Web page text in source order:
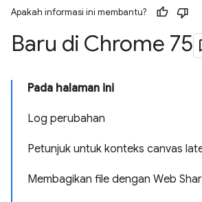
Apakah informasi ini membantu?
Baru di Chrome 75
Pada halaman ini
Log perubahan
Petunjuk untuk konteks canvas
Membagikan file dengan Web